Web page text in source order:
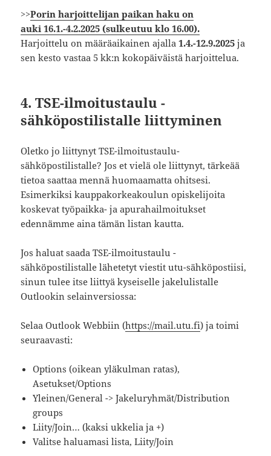
>>Porin harjoittelijan paikan haku on
auki 16.1.-4.2.2025 (sulkeutuu klo 16.00).
Harjoittelu on määräaikainen ajalla1.4.-12.9.2025 ja
sen kesto vastaa 5 kk:n kokopäiväistä harjoittelua.
4. TSE-ilmoitustaulu -
sähköpostilistalle liittyminen
Oletko jo liittynyt TSE-ilmoitustaulu-
sähköpostilistalle? Jos et vielä ole liittynyt, tärkeää
tietoa saattaa mennä huomaamatta ohitsesi.
Esimerkiksi kauppakorkeakoulun opiskelijoita
koskevat työpaikka- ja apurahailmoitukset
edennämme aina tämän listan kautta.
Jos haluat saada TSE-ilmoitustaulu -
sähköpostilistalle lähetetyt viestit utu-sähköpostiisi,
sinun tulee itse liittyä kyseiselle jakelulistalle
Outlookin selainversiossa:
Selaa Outlook Webbiin (https://mail.utu.fi) ja toimi
seuraavasti:
Options (oikean yläkulman ratas),
Asetukset/Options
Yleinen/General -> Jakeluryhmät/Distribution
groups
Liity/Join… (kaksi ukkelia ja +)
Valitse haluamasi lista, Liity/Join